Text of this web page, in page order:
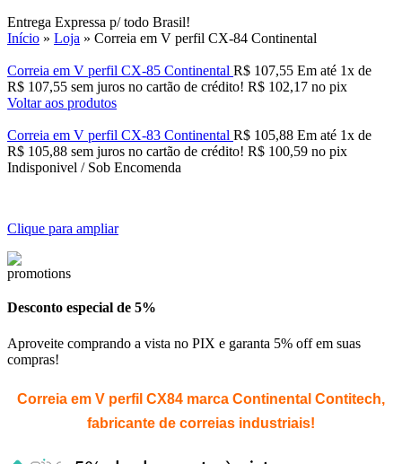
Entrega Expressa p/ todo Brasil!
Início » Loja » Correia em V perfil CX-84 Continental
Correia em V perfil CX-85 Continental R$ 107,55 Em até 1x de
R$ 107,55 sem juros no cartão de crédito! R$ 102,17 no pix
Voltar aos produtos
Correia em V perfil CX-83 Continental R$ 105,88 Em até 1x de
R$ 105,88 sem juros no cartão de crédito! R$ 100,59 no pix
Indisponivel / Sob Encomenda
Clique para ampliar
Desconto especial de 5%
Aproveite comprando a vista no PIX e garanta 5% off em suas
compras!
Correia em V perfil CX84 marca Continental Contitech,
fabricante de correias industriais!